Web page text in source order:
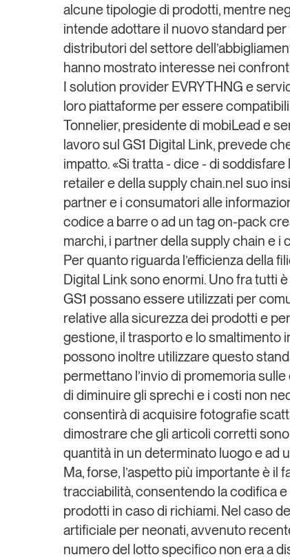
alcune tipologie di prodotti, mentre
intende adottare il nuovo standard
distributori del settore
hanno mostrato interesse nei
I solution provider EVRYTHNG e
loro piattaforme per essere
Tonnelier, presidente di mobiLead e
lavoro sul GS1 Digital Link, prevede
impatto. «Si tratta - dice - di
retailer e della supply chain.nel suo
partner e i consumatori alle
codice a barre o ad un tag on-pack
marchi, i partner della supply chain e i
Per quanto riguarda l’efficienza della
Digital Link sono enormi. Uno fra tutti
GS1 possano essere utilizzati per
relative alla sicurezza dei prodotti e
gestione, il trasporto e lo smaltimento
possono inoltre utilizzare questo
permettano l’invio di promemoria
di diminuire gli sprechi e i costi non
consentirà di acquisire fotografie
dimostrare che gli articoli corretti
quantità in un determinato luogo e ad
Ma, forse, l’aspetto più importante è il
tracciabilità, consentendo la codifica
prodotti in caso di richiami. Nel caso
artificiale per neonati, avvenuto
numero del lotto specifico non era a